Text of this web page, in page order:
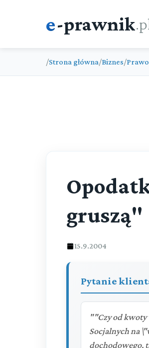
e-prawnik
/Strona główna/Biznes/
gruszą"
15.9.2004
Pytanie
""Czy od kwoty
Socjalnych na
dochodowego,